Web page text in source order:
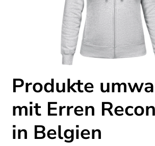
Produkte
mit Erren
in Belgien